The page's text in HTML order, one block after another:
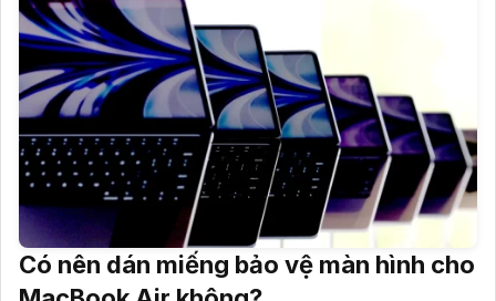
Có nên dán miếng bảo vệ màn hình cho